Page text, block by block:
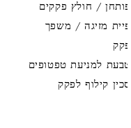
/ חולץ פקקים
מזיגה / משפך
למניעת טפטופים
קילוף לפקק